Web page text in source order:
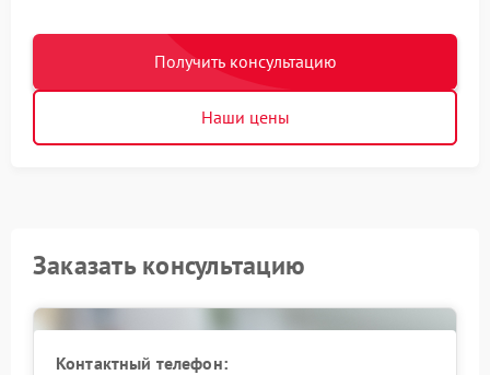
Получить консультацию
Наши цены
Заказать консультацию
Контактный телефон: